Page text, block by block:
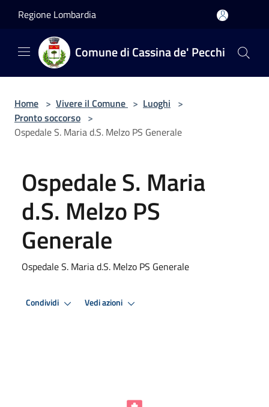
Regione Lombardia
Comune di Cassina de' Pecchi
Home > Vivere il Comune > Luoghi >
Pronto soccorso >
Ospedale S. Maria d.S. Melzo PS Generale
Ospedale S. Maria
d.S. Melzo PS
Generale
Ospedale S. Maria d.S. Melzo PS Generale
Condividi Vedi azioni